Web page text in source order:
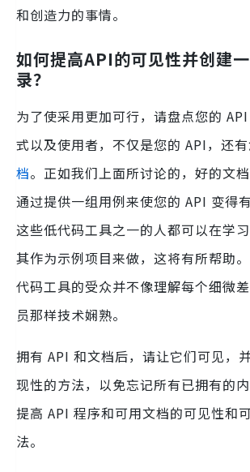
和创造力的事情。
如何提高API的可见性并创建
录？
为了使采用更加可行，请盘点您的
式以及使用者，不仅是您的 API，还
档。正如我们上面所讨论的，好的文档
通过提供一组用例来使您的 API 变得
这些低代码工具之一的人都可以在学
其作为示例项目来做，这将有所帮助
代码工具的受众并不像理解每个细微
员那样技术娴熟。
拥有 API 和文档后，请让它们可见，
现性的方法，以免忘记所有已拥有的
提高 API 程序和可用文档的可见性和
法。